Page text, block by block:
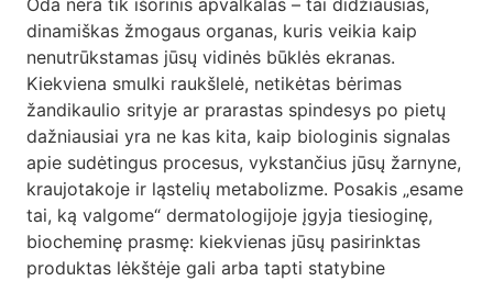
Kontaktai
Apsipirkti
Oda nėra tik išorinis apvalkalas – tai didžiausias,
dinamiškas žmogaus organas, kuris veikia kaip
nenutrūkstamas jūsų vidinės būklės ekranas.
Kiekviena smulki raukšlelė, netikėtas bėrimas
žandikaulio srityje ar prarastas spindesys po pietų
dažniausiai yra ne kas kita, kaip biologinis signalas
apie sudėtingus procesus, vykstančius jūsų žarnyne,
kraujotakoje ir ląstelių metabolizme. Posakis „esame
tai, ką valgome“ dermatologijoje įgyja tiesioginę,
biocheminę prasmę: kiekvienas jūsų pasirinktas
produktas lėkštėje gali arba tapti statybine